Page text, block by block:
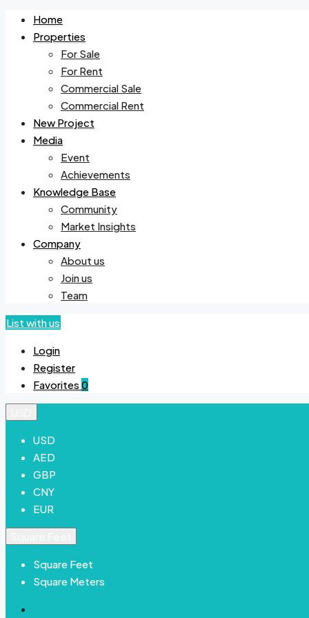
Home
Properties
For Sale
For Rent
Commercial Sale
Commercial Rent
New Project
Media
Event
Achievements
Knowledge Base
Community
Market Insights
Company
About us
Join us
Team
List with us
Login
Register
Favorites 0
USD
AED
GBP
CNY
EUR
Square Feet
Square Meters